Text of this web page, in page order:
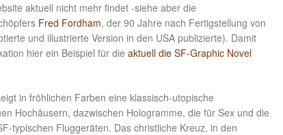
aktuell nicht mehr findet -siehe aber die
Fred Fordham, der 90 Jahre nach Fertigstellung von
und illustrierte Version in den USA publizierte). Damit
hier ein Beispiel für die aktuell die SF-Graphic Novel
in fröhlichen Farben eine klassisch-utopische
Hochäusern, dazwischen Hologramme, die für Sex und die
typischen Fluggeräten. Das christliche Kreuz, in den